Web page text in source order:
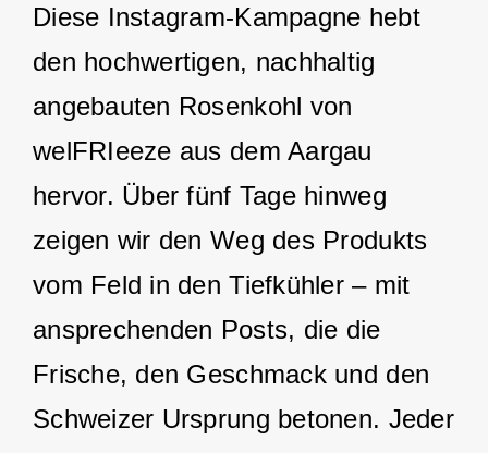
Diese Instagram-Kampagne hebt
den hochwertigen, nachhaltig
angebauten Rosenkohl von
welFRIeeze aus dem Aargau
hervor. Über fünf Tage hinweg
zeigen wir den Weg des Produkts
vom Feld in den Tiefkühler – mit
ansprechenden Posts, die die
Frische, den Geschmack und den
Schweizer Ursprung betonen. Jeder